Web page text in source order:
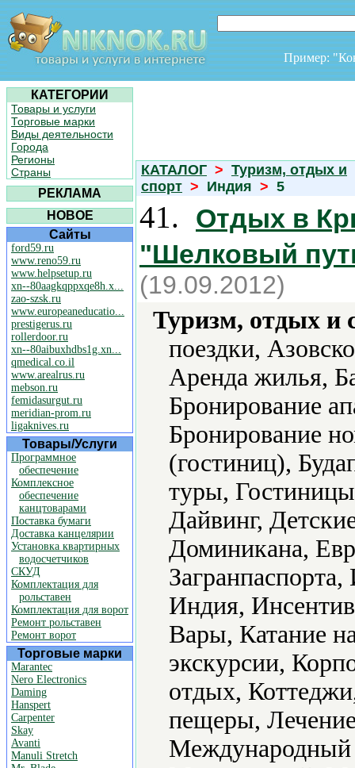
Пример:
КАТЕГОРИИ
Товары и услуги
Торговые марки
Виды деятельности
Города
Регионы
Страны
РЕКЛАМА
НОВОЕ
Сайты
ford59.ru
www.reno59.ru
www.helpsetup.ru
xn--80aagkqppxqe8h.x...
zao-szsk.ru
www.europeaneducatio...
prestigerus.ru
rollerdoor.ru
xn--80aibuxhdbs1g.xn...
qmedical.co.il
www.arealrus.ru
mebson.ru
femidasurgut.ru
meridian-prom.ru
ligaknives.ru
Товары/Услуги
Программное
обеспечение
Комплексное
обеспечение
канцтоварами
Поставка бумаги
Доставка канцелярии
Установка квартирных
водосчетчиков
СКУД
Комплектация для
рольставен
Комплектация для ворот
Ремонт рольставен
Ремонт ворот
Торговые марки
Marantec
Nero Electronics
Daming
Hanspert
Carpenter
Skay
Avanti
Manuli Stretch
КАТАЛОГ > Туризм, отдых и
спорт > Индия > 5
41.
Отдых в
"Шелковый
(19.09.2012)
Туризм, отдых и
поездки,
Аренда жилья,
Бронирование
Бронирование
(гостиниц),
туры,
Дайвинг,
Доминикана,
Индия,
Вары, Катание
экскурсии,
отдых,
пещеры,
Международный